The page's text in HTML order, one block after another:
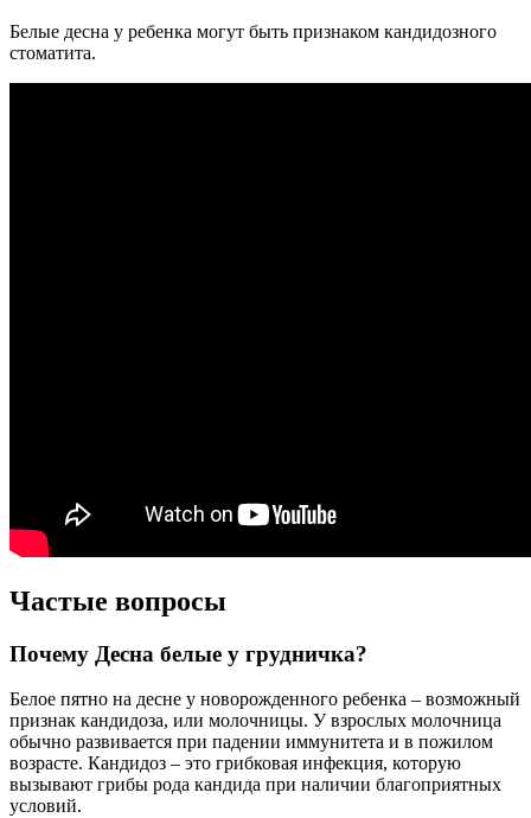
Белые десна у ребенка могут быть признаком кандидозного
стоматита.
Частые вопросы
Почему Десна белые у грудничка?
Белое пятно на десне у новорожденного ребенка – возможный
признак кандидоза, или молочницы. У взрослых молочница
обычно развивается при падении иммунитета и в пожилом
возрасте. Кандидоз – это грибковая инфекция, которую
вызывают грибы рода кандида при наличии благоприятных
условий.